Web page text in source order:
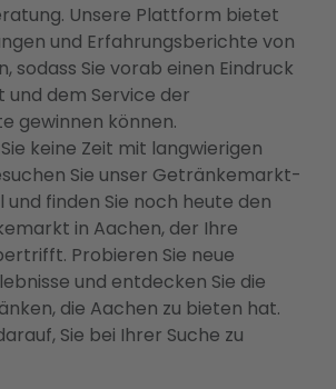
Unsere Plattform bietet
und Erfahrungsberichte von
sodass Sie vorab einen Eindruck
und dem Service der
gewinnen können.
keine Zeit mit langwierigen
Sie unser Getränkemarkt-
finden Sie noch heute den
in Aachen, der Ihre
Probieren Sie neue
und entdecken Sie die
die Aachen zu bieten hat.
Sie bei Ihrer Suche zu